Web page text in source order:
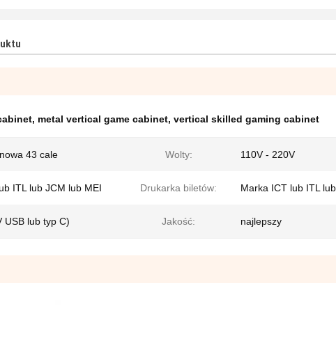
, metal vertical game cabinet, vertical skilled gaming cabinet
43 cale Wolty: 110V - 220V
ITL lub JCM lub MEI Drukarka biletów: Marka ICT lub ITL
USB lub typ C) Jakość: najlepszy